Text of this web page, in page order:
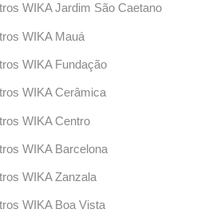
WIKA Jardim São Caetano
WIKA Mauá
WIKA Fundação
WIKA Cerâmica
WIKA Centro
WIKA Barcelona
WIKA Zanzala
WIKA Boa Vista